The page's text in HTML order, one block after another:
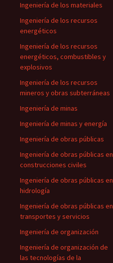
Ingeniería de los materiales
Ingeniería de los recursos
energéticos
Ingeniería de los recursos
energéticos, combustibles y
explosivos
Ingeniería de los recursos
mineros y obras subterráneas
Ingeniería de minas
Ingeniería de minas y energía
Ingeniería de obras públicas
Ingeniería de obras públicas en
construcciones civiles
Ingeniería de obras públicas en
hidrología
Ingeniería de obras públicas en
transportes y servicios
Ingeniería de organización
Ingeniería de organización de
las tecnologías de la